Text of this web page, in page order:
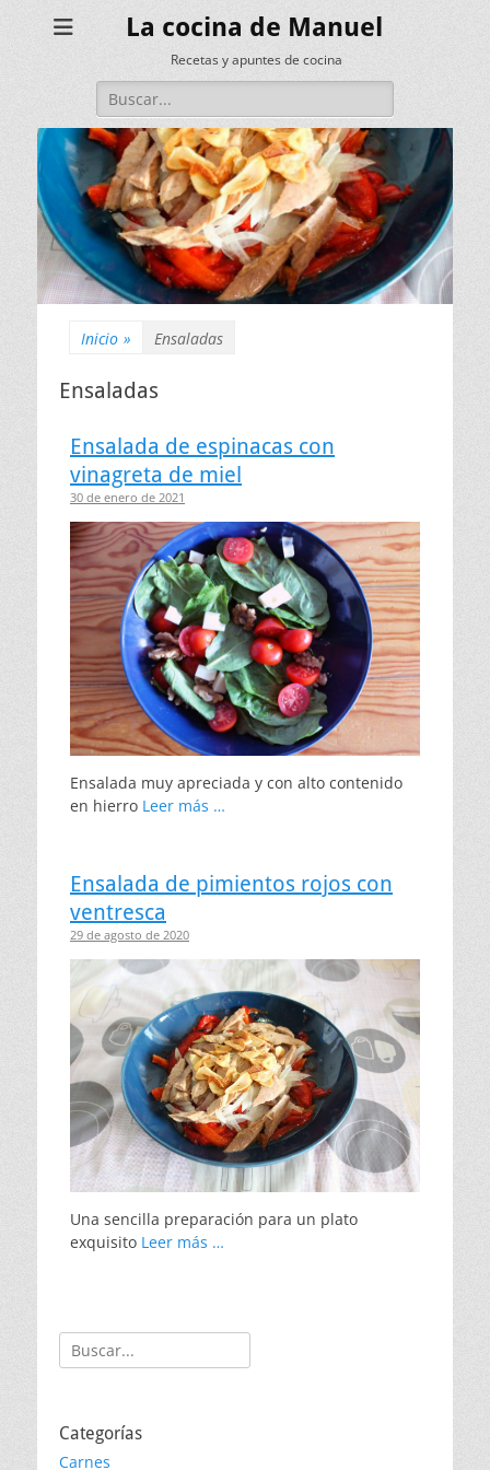
La cocina de Manuel
Recetas y apuntes de cocina
Buscar:
Inicio » Ensaladas
Ensaladas
Ensalada de espinacas con
vinagreta de miel
30 de enero de 2021
Ensalada muy apreciada y con alto contenido
en hierro Leer más …
Ensalada de pimientos rojos con
ventresca
29 de agosto de 2020
Una sencilla preparación para un plato
exquisito Leer más …
Buscar:
Categorías
Carnes